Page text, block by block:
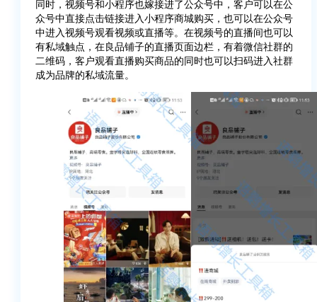
同时，视频号和小程序也嫁接进了公众号中，客户可以在公
众号中直接点击链接进入小程序商城购买，也可以在公众号
中进入视频号观看视频或直播等。在视频号的直播间也可以
有私域触点，在良品铺子的直播页面边栏，有着微信社群的
二维码，客户观看直播购买商品的同时也可以扫码进入社群
成为品牌的私域流量。